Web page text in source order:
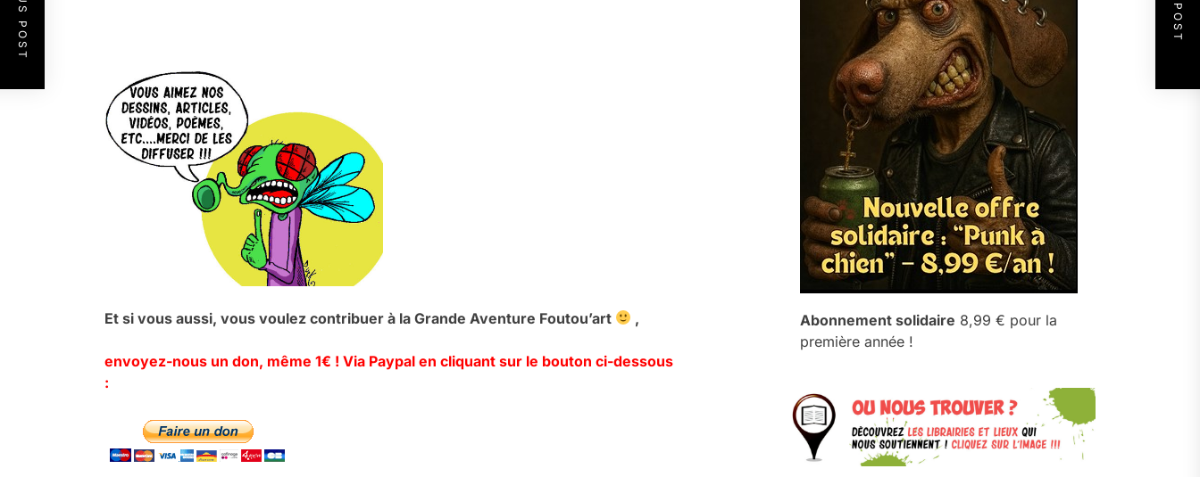
Et si vous aussi, vous voulez contribuer à la Grande Aventure Foutou’art ,
envoyez-nous un don, même 1€ ! Via Paypal en cliquant sur le bouton ci-dessous
:
Abonnement solidaire 8,99 € pour la
première année !